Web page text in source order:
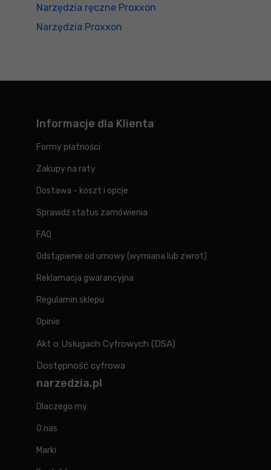
Narzędzia ręczne Proxxon
Narzędzia Proxxon
Informacje dla Klienta
Formy płatności
Zakupy na raty
Dostawa - koszt i opcje
Sprawdź status zamówienia
FAQ
Odstąpienie od umowy (wymiana lub zwrot)
Reklamacja gwarancyjna
Regulamin sklepu
Opinie
Akt o Usługach Cyfrowych (DSA)
Dostępność cyfrowa
narzedzia.pl
Dlaczego my
O nas
Marki